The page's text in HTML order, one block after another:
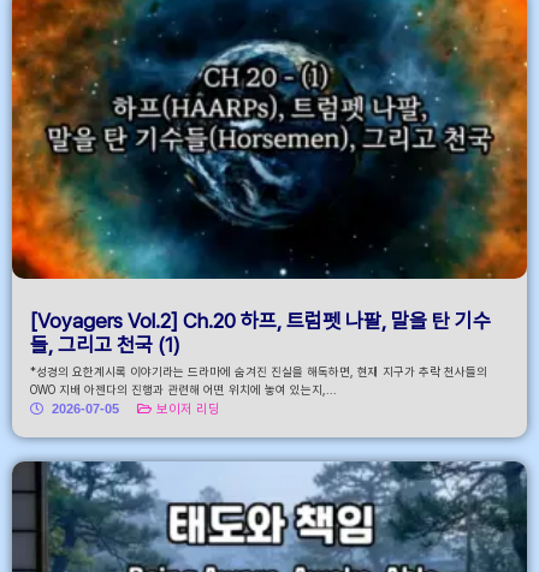
[Voyagers Vol.2] Ch.20 하프, 트럼펫 나팔, 말을 탄 기수
들, 그리고 천국 (1)
*성경의 요한계시록 이야기라는 드라마에 숨겨진 진실을 해독하면, 현재 지구가 추락 천사들의
OWO 지배 아젠다의 진행과 관련해 어떤 위치에 놓여 있는지,...
2026-07-05
보이저 리딩